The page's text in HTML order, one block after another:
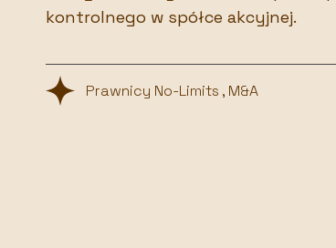
kontrolnego w spółce akcyjnej.
Prawnicy No-Limits , M&A